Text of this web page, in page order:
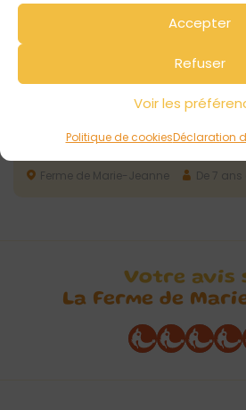
Accepter
Refuser
Voir les
Politique de cookiesDéclaration
Atelier rillettes à la Ferme de
Ferme de Marie-Jeanne De 7 ans
Votre avis
La Ferme de